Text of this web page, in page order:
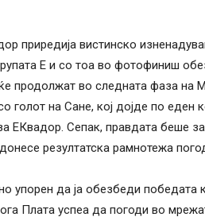
приредија вистинско
Е и со тоа во фотофиниш
продолжат во следната фаза на
голот на Сане, кој дојде по еден
ЕКвадор. Сепак, правдата беше
резултатска рамнотежа
упорен да ја обезбеди победата
Плата успеа да погоди во